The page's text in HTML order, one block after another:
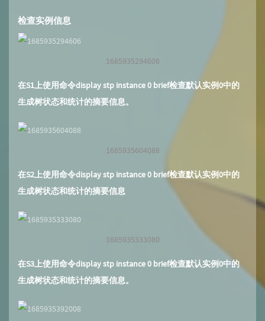
检查实例信息
1685935294606
在S1上使用命令display stp instance 0 brief检查默认实例0中的
生成树状态和统计的摘要信息。
1685935604088
在S2上使用命令display stp instance 0 brief检查默认实例0中的
生成树状态和统计的摘要信息
1685935333080
在S3上使用命令display stp instance 0 brief检查默认实例0中的
生成树状态和统计的摘要信息。